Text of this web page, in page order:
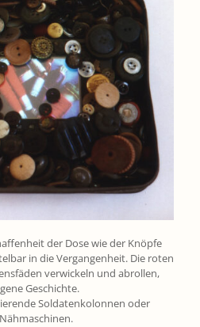
der Dose wie der Knöpfe
in die Vergangenheit. Die roten
verwickeln und abrollen,
Geschichte.
Soldatenkolonnen oder